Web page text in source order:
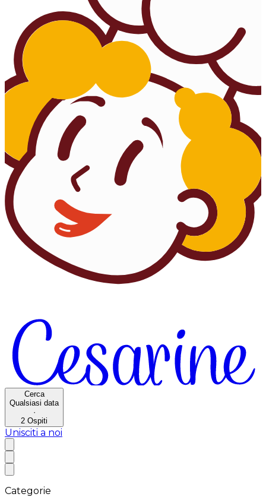
Cerca
Qualsiasi data
·
2 Ospiti
Unisciti a noi
Categorie